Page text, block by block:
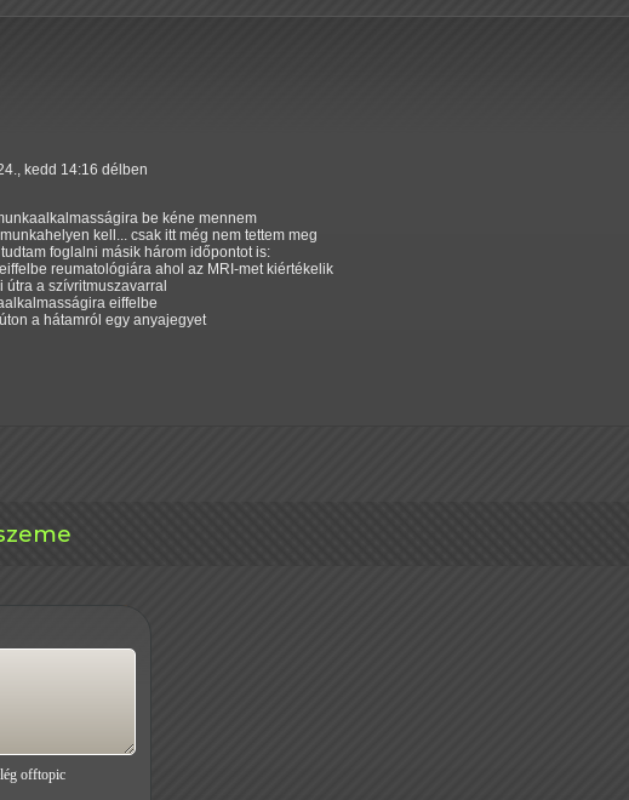
kedd 14:16 délben
be kéne mennem
kell... csak itt még nem tettem meg
foglalni másik három időpontot is:
reumatológiára ahol az MRI-met kiértékelik
a szívritmuszavarral
eiffelbe
a hátamról egy anyajegyet
offtopic